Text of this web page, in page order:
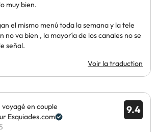
muy bien.
el mismo menú toda la semana y la tele
no va bien , la mayoría de los canales no se
señal.
Voir la traduction
9.4
voyagé en couple
Esquiades.com